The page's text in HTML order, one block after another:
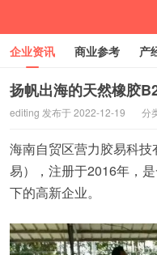
企业资讯 商业参考 产
时尚潮流 母婴亲子 专
扬帆出海的天然橡胶
editing 发布于 2022-12-19 分
海南自贸区营力胶易科
易），注册于2016年，
下的高新企业。